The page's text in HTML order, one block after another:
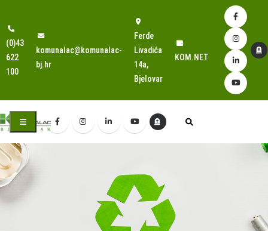
(0)43
622
100
komunalac@komunalac-
bj.hr
Ferde
Livadića
14a,
Bjelovar
KOM.NET